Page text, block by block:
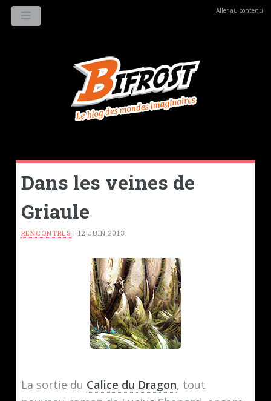
Aller au contenu
Dans les veines de
Griaule
RENCONTRES | 12 JUIN 2013
La sortie du Calice du Dragon, tout